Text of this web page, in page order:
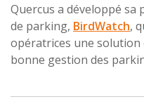
Quercus a développé
de parking, BirdWatch,
opératrices une solution
bonne gestion des